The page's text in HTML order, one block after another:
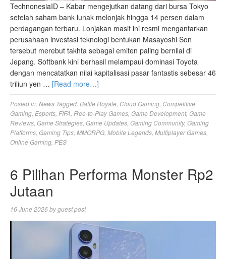
TechnonesiaID – Kabar mengejutkan datang dari bursa Tokyo
setelah saham bank lunak melonjak hingga 14 persen dalam
perdagangan terbaru. Lonjakan masif ini resmi mengantarkan
perusahaan investasi teknologi bentukan Masayoshi Son
tersebut merebut takhta sebagai emiten paling bernilai di
Jepang. Softbank kini berhasil melampaui dominasi Toyota
dengan mencatatkan nilai kapitalisasi pasar fantastis sebesar 46
triliun yen … [Read more…]
Posted in:News Tagged:Battle Royale Cloud Gaming Competitive
Gaming Esports FIFA Free-to-Play Games Game Development, Game
Reviews Game Strategies Game Updates Gaming Community, Gaming
Platforms Gaming Tips MMORPG Mobile Legends Multiplayer Games
Online Gaming PES
6 Pilihan Performa Monster Rp2
Jutaan
16 June 2026byguest post